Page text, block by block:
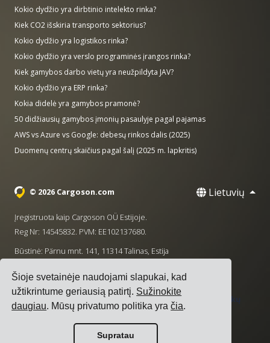
Šioje svetainėje naudojami slapukai, kad
užtikrintume geriausią patirtį. Sužinokite
daugiau. Mūsų privatumo politika yračia.
Supratau
Kokio dydžio yra dirbtinio intelekto rinka?
Kiek CO2 išskiria transporto sektorius?
Kokio dydžio yra logistikos rinka?
Kokio dydžio yra verslo programinės įrangos rinka?
Kiek gamybos darbo vietų yra neužpildyta JAV?
Kokio dydžio yra ERP rinka?
Kokia didelė yra gamybos pramonė?
50 didžiausių gamybos įmonių pasaulyje pagal pajamas
AWS vs Azure vs Google: debesų rinkos dalis (2025)
Duomenų centrų skaičius pagal šalį (2025 m. lapkritis)
© 2026 Cargoson.com Lietuvių
Įregistruota kaip Cargoson OÜ Estijoje.
Reg Nr: 14545832. PVM: EE102137680.
Būstinė: Pärnu mnt. 141, 11314 Talinas, Estija
+372 5555 0028
Paslaugų teikimo sąlygos Privatumo politika
Slapukų
politika